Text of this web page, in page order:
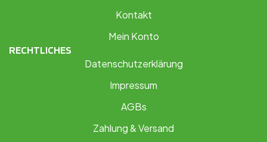
Kontakt
Mein Konto
RECHTLICHES
Datenschutzerklärung
Impressum
AGBs
Zahlung & Versand